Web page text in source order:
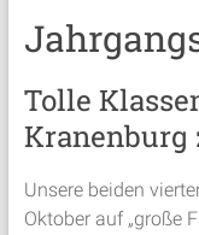
Tolle
Kranenburg
Unsere beiden
Oktober auf „große